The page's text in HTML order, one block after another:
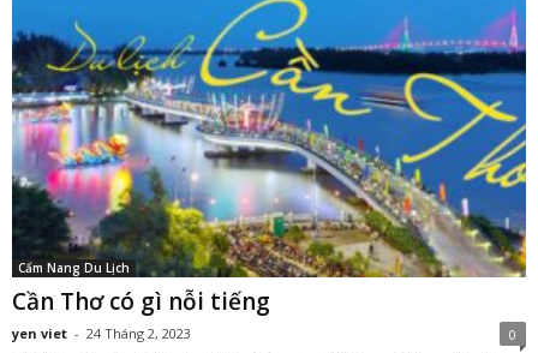
Cẩm Nang Du Lịch
Cần Thơ có gì nỗi tiếng
yen viet - 24 Tháng 2, 2023 0